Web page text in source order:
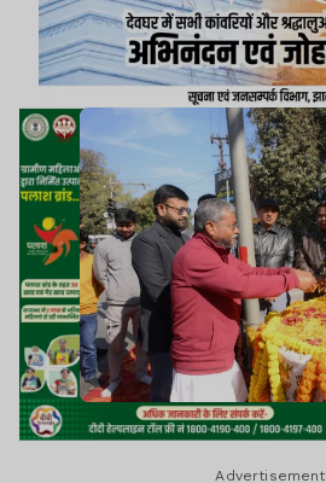
Advertisement